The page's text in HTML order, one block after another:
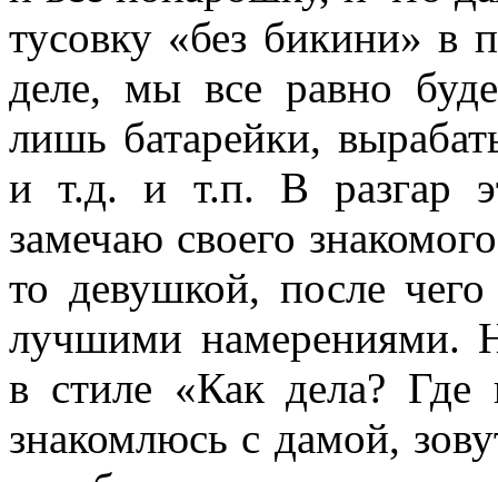
тусовку «без бикини» в
деле, мы все равно
лишь батарейки,
и т.д. и т.п. В разгар
замечаю своего
то девушкой, после
лучшими намерениями.
в стиле «Как дела?
знакомлюсь с дамой,